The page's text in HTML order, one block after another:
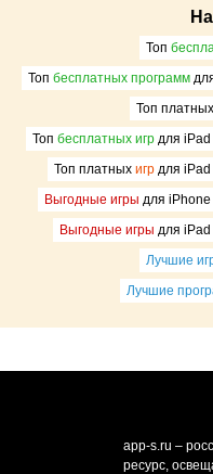
Топ
Топ бесплатных программ
Топ платных
Топ бесплатных игрдля iPad
Топ платных игрдля iPad
Выгодные игры для iPhone
Выгодные игры для iPad
Лучшие
Лучшие
app-s.ru –
ресурс,